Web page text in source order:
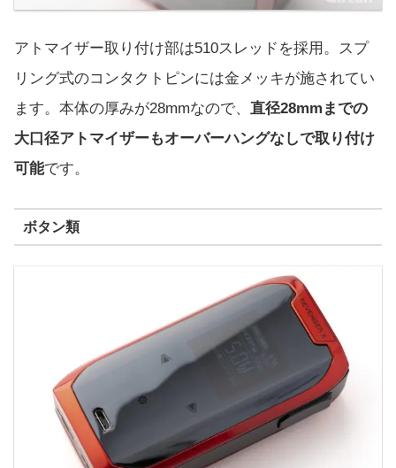
アトマイザー取り付け部は510スレッドを採用。スプ
リング式のコンタクトピンには金メッキが施されてい
ます。本体の厚みが28mmなので、 直径28mmまでの
大口径アトマイザーもオーバーハングなしで取り付け
可能です。
ボタン類